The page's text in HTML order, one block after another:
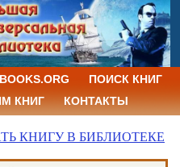
ПОИСК КНИГ
КНИГ
КОНТАКТЫ
КНИГУ В БИБЛИОТЕКЕ